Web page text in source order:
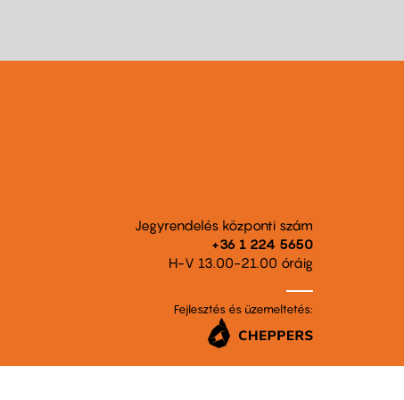
Jegyrendelés központi szám
+36 1 224 5650
H-V 13.00-21.00 óráig
Fejlesztés és üzemeltetés: